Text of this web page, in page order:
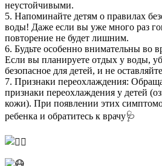
неустойчивыми.
5. Напоминайте детям о правилах
воды! Даже если вы уже много раз
повторение не будет лишним.
6. Будьте особенно внимательны во
Если вы планируете отдых у воды,
безопасное для детей, и не
7. Признаки переохлаждения:
признаки переохлаждения у детей
кожи). При появлении этих
ребенка и обратитесь к врачу🩺